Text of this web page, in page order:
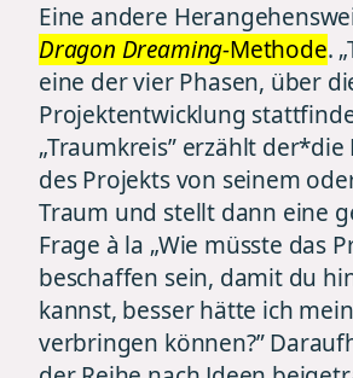
Eine andere
Dragon Dreaming-Methode.
eine der vier Phasen, über
Projektentwicklung
„Traumkreis” erzählt
des Projekts von seinem
Traum und stellt dann eine
Frage à la „Wie müsste das
beschaffen sein, damit du
kannst, besser hätte ich
verbringen können?”